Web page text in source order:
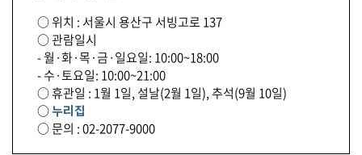
○ 위치 : 서울시 용산구 서빙고로 137
○ 관람일시
- 월·화·목·금·일요일: 10:00~18:00
- 수·토요일: 10:00~21:00
○ 휴관일 : 1월 1일, 설날(2월 1일), 추석(9월 10일)
○누리집
○ 문의 : 02-2077-9000